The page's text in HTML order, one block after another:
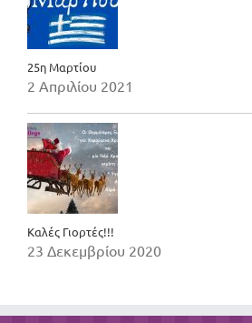
25η Μαρτίου
2 Απριλίου 2021
Καλές Γιορτές!!!
23 Δεκεμβρίου 2020